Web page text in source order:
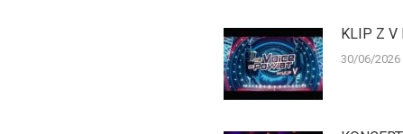
KLIP Z V
30/06/2026